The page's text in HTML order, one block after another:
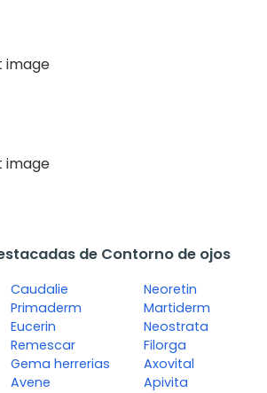
de Contorno de ojos
Caudalie
Primaderm
Eucerin
Remescar
Gema herrerias
Avene
Neoretin
Martiderm
Neostrata
Filorga
Axovital
Apivita